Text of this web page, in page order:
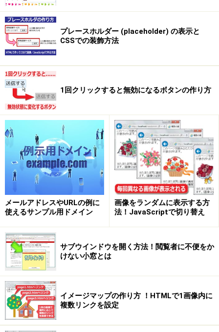
プレースホルダー (placeholder) の表示と
CSSでの装飾方法
1回クリックすると無効になるボタンの作り方
メールアドレスやURLの例に
使えるサンプル用ドメイン
画像をランダムに表示する方
法！JavaScriptで切り替え
サブウインドウを開く方法！閲覧者に不便をか
けない小窓とは
イメージマップの作り方 ！HTMLで1画像内に
複数リンクを設定